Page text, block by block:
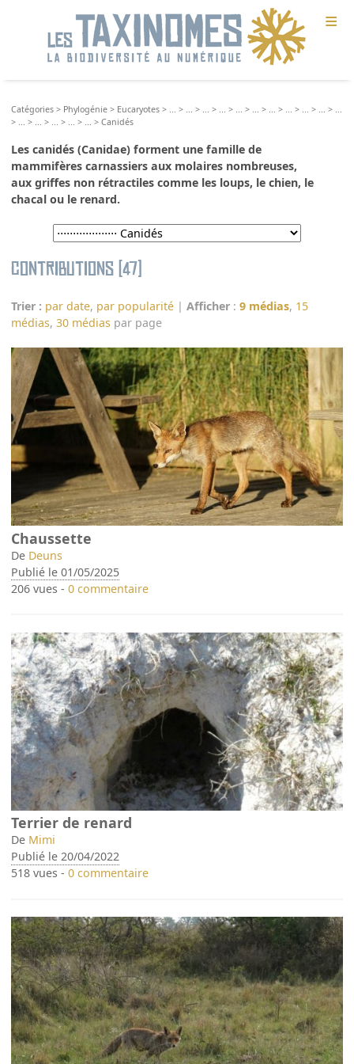
≡
Catégories > Phylogénie > Eucaryotes > > > > > > > > > > >
>
> > > > >Canidés
Lescanidés (Canidae) forment une famille de
mammifères carnassiers aux molaires nombreuses,
aux griffes non rétractiles comme les loups, lechien, le
chacal ou le renard.
Contributions (47)
Trier : par date, par popularité |Afficher :9 médias, 15
médias,30 médias par page
Chaussette
De Deuns
Publié le 01/05/2025
206 vues -0 commentaire
Terrier de renard
De Mimi
Publié le 20/04/2022
518 vues -0 commentaire